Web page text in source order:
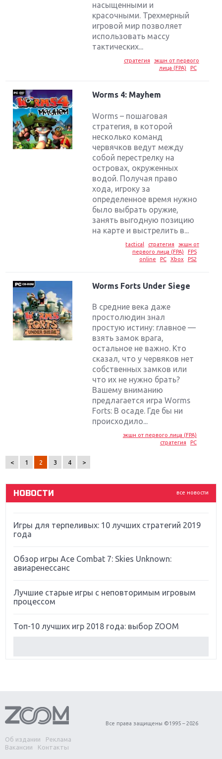
насыщенными и
красочными. Трехмерный
игровой мир позволяет
использовать массу
тактических...
стратегия
экшн от первого
лица (FPA)
PC
Worms 4: Mayhem
Worms – пошаговая
стратегия, в которой
несколько команд
червячков ведут между
собой перестрелку на
островах, окруженных
водой. Получая право
хода, игроку за
определенное время нужно
было выбрать оружие,
занять выгодную позицию
на карте и выстрелить в...
tactical стратегия
экшн от
первого лица (FPA)
FPS
online
PC Xbox PS2
Worms Forts Under Siege
В средние века даже
простолюдин знал
простую истину: главное —
взять замок врага,
остальное не важно. Кто
сказал, что у червяков нет
собственных замков или
что их не нужно брать?
Вашему вниманию
предлагается игра Worms
Forts: В осаде. Где бы ни
происходило...
экшн от первого лица (FPA)
стратегия
PC
< 1 2 3 4 >
все новости
НОВОСТИ
Крупнейшие релизы мая: Nintendo, Microsoft и
Новинки для Nintendo Switch: Labo, South Park и
Far Cry 5: хвалить нельзя ругать
Игры для терпеливых: 10 лучших стратегий 2019
года
Обзор игры Ace Combat 7: Skies Unknown:
авиаренессанс
Лучшие старые игры с неповторимым игровым
процессом
Топ-10 лучших игр 2018 года: выбор ZOOM
Обзор игры Forza Horizon 4: вершина эволюции
Две важных новинки для консолей: Spider-Man и
Divinity Original Sin 2
Об издании
Реклама
Вакансии
Контакты
Все права защищены ©1995 – 2026